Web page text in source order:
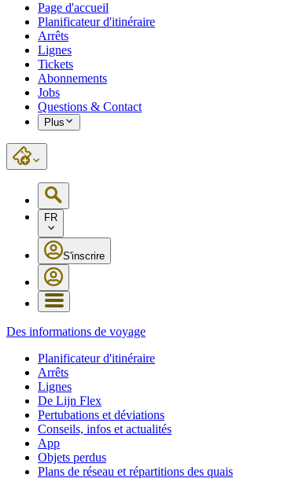
Page d'accueil
Planificateur d'itinéraire
Arrêts
Lignes
Tickets
Abonnements
Jobs
Questions & Contact
Plus
FR
S'inscrire
Des informations de voyage
Planificateur d'itinéraire
Arrêts
Lignes
De Lijn Flex
Pertubations et déviations
Conseils, infos et actualités
App
Objets perdus
Plans de réseau et répartitions des quais